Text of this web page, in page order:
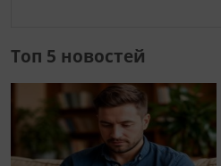
Топ 5 новостей